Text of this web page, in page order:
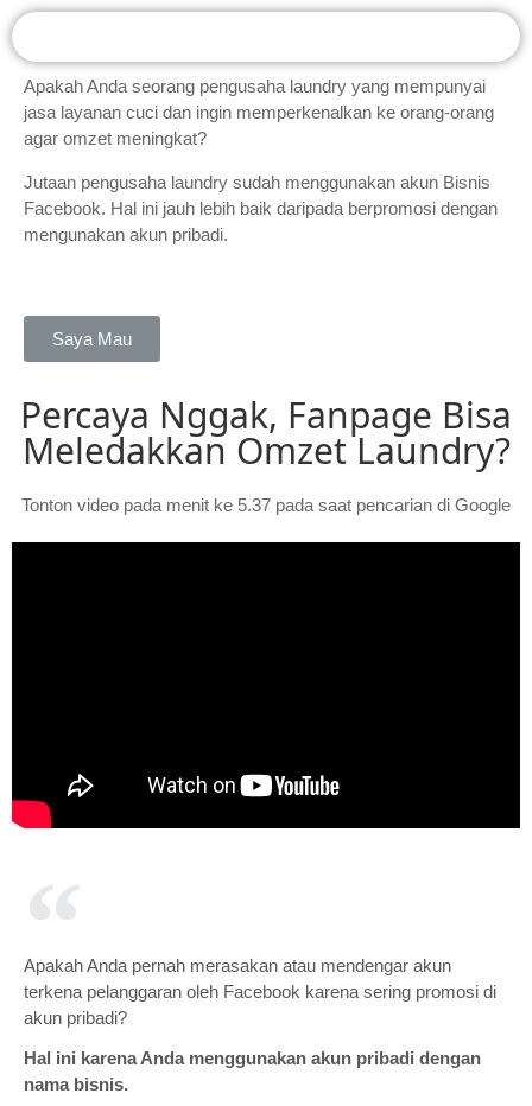
Apakah Anda seorang pengusaha laundry yang mempunyai
jasa layanan cuci dan ingin memperkenalkan ke orang-orang
agar omzet meningkat?
Jutaan pengusaha laundry sudah menggunakan akun Bisnis
Facebook. Hal ini jauh lebih baik daripada berpromosi dengan
mengunakan akun pribadi.
Saya Mau
Percaya Nggak, Fanpage Bisa
Meledakkan Omzet Laundry?
Tonton video pada menit ke 5.37 pada saat pencarian di Google
Apakah Anda pernah merasakan atau mendengar akun
terkena pelanggaran oleh Facebook karena sering promosi di
akun pribadi?
Hal ini karena Anda menggunakan akun pribadi dengan
nama bisnis.